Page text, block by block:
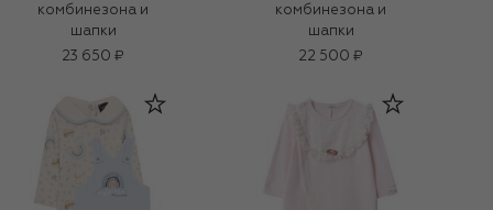
комбинезона и
шапки
23 650 ₽
комбинезона и
шапки
22 500 ₽